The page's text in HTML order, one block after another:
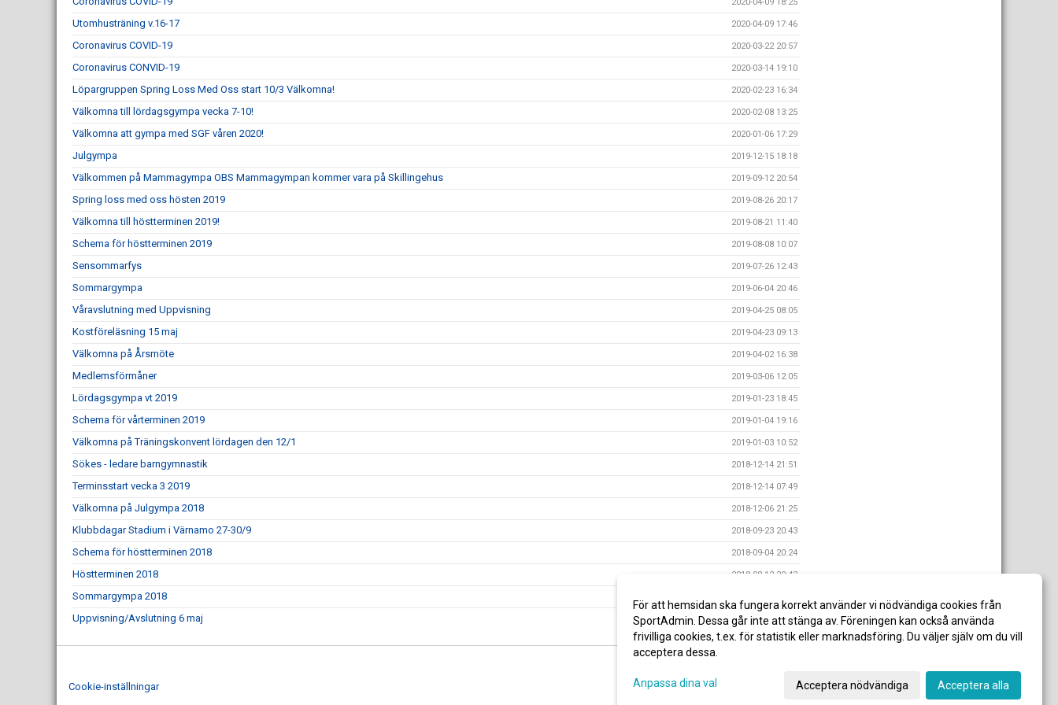
Utomhusträning v.16-17 2020-04-09 17:46
Coronavirus COVID-19 2020-03-22 20:57
Coronavirus CONVID-19 2020-03-14 19:10
Löpargruppen Spring Loss Med Oss start 10/3 Välkomna! 2020-02-23 16:34
Välkomna till lördagsgympa vecka 7-10! 2020-02-08 13:25
Välkomna att gympa med SGF våren 2020! 2020-01-06 17:29
Julgympa 2019-12-15 18:18
Välkommen på Mammagympa OBS Mammagympan kommer vara på Skillingehus 2019-09-12 20:54
Spring loss med oss hösten 2019 2019-08-26 20:17
Välkomna till höstterminen 2019! 2019-08-21 11:40
Schema för höstterminen 2019 2019-08-08 10:07
Sensommarfys 2019-07-26 12:43
Sommargympa 2019-06-04 20:46
Våravslutning med Uppvisning 2019-04-25 08:05
Kostföreläsning 15 maj 2019-04-23 09:13
Välkomna på Årsmöte 2019-04-02 16:38
Medlemsförmåner 2019-03-06 12:05
Lördagsgympa vt 2019 2019-01-23 18:45
Schema för vårterminen 2019 2019-01-04 19:16
Välkomna på Träningskonvent lördagen den 12/1 2019-01-03 10:52
Sökes - ledare barngymnastik 2018-12-14 21:51
Terminsstart vecka 3 2019 2018-12-14 07:49
Välkomna på Julgympa 2018 2018-12-06 21:25
Klubbdagar Stadium i Värnamo 27-30/9 2018-09-23 20:43
Schema för höstterminen 2018 2018-09-04 20:24
Höstterminen 2018 2018-08-12 20:42
Sommargympa 2018
Uppvisning/Avslutning 6 maj 2018-07-09 10:21
Cookie-inställningar
För att hemsidan ska fungera korrekt använder vi nödvändiga cookies från
SportAdmin. Dessa går inte att stänga av. Föreningen kan också använda
frivilliga cookies, t.ex. för statistik eller marknadsföring. Du väljer själv om du vill
acceptera dessa.
Anpassa dina val Acceptera nödvändiga Acceptera alla